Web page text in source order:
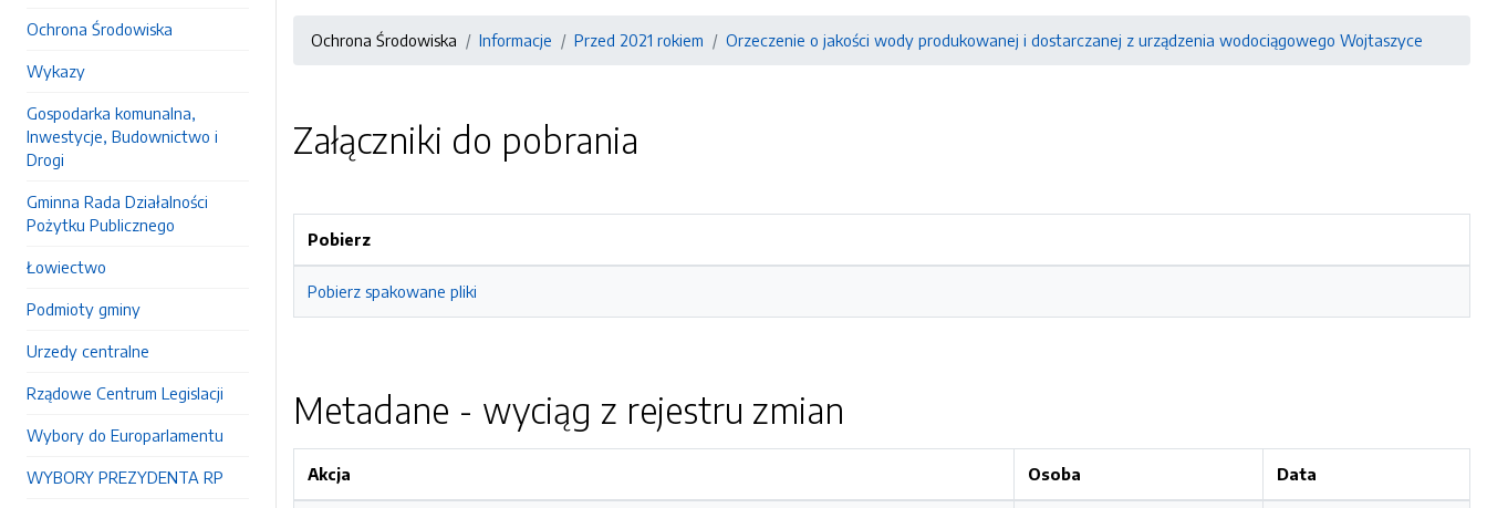
Ochrona Środowiska
Wykazy
Gospodarka komunalna,
Inwestycje, Budownictwo i
Drogi
Gminna Rada Działalności
Pożytku Publicznego
Łowiectwo
Podmioty gminy
Urzedy centralne
Rządowe Centrum Legislacji
Wybory do Europarlamentu
WYBORY PREZYDENTA RP
Ochrona Środowiska Informacje Przed 2021 rokiem Orzeczenie o jakości wody produkowanej i dostarczanej z urządzenia wodociągowego Wojtaszyce
Załączniki do pobrania
Pobierz
Pobierz spakowane pliki
Metadane - wyciąg z rejestru zmian
Akcja Osoba Data